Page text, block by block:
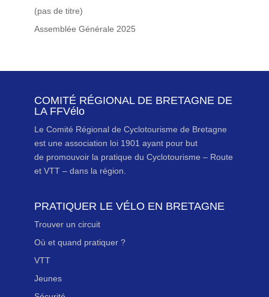
(pas de titre)
Assemblée Générale 2025
COMITÉ RÉGIONAL DE BRETAGNE DE
LA FFVélo
Le Comité Régional de Cyclotourisme de Bretagne
est une association loi 1901 ayant pour but
de promouvoir la pratique du Cyclotourisme – Route
et VTT – dans la région.
PRATIQUER LE VÉLO EN BRETAGNE
Trouver un circuit
Où et quand pratiquer ?
VTT
Jeunes